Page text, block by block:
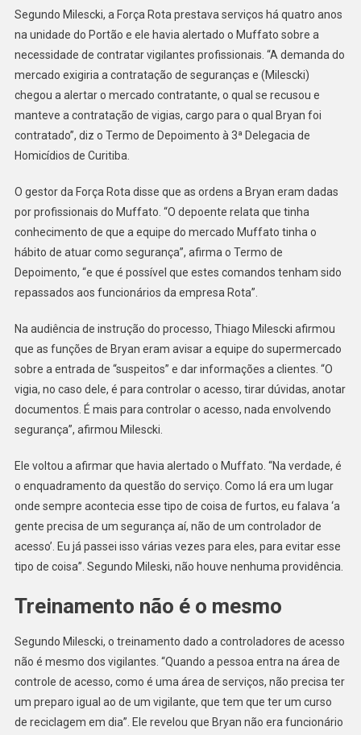
Segundo Milescki, a Força Rota prestava serviços há quatro anos
na unidade do Portão e ele havia alertado o Muffato sobre a
necessidade de contratar vigilantes profissionais. “A demanda do
mercado exigiria a contratação de seguranças e (Milescki)
chegou a alertar o mercado contratante, o qual se recusou e
manteve a contratação de vigias, cargo para o qual Bryan foi
contratado”, diz o Termo de Depoimento à 3ª Delegacia de
Homicídios de Curitiba.
O gestor da Força Rota disse que as ordens a Bryan eram dadas
por profissionais do Muffato. “O depoente relata que tinha
conhecimento de que a equipe do mercado Muffato tinha o
hábito de atuar como segurança”, afirma o Termo de
Depoimento, “e que é possível que estes comandos tenham sido
repassados aos funcionários da empresa Rota”.
Na audiência de instrução do processo, Thiago Milescki afirmou
que as funções de Bryan eram avisar a equipe do supermercado
sobre a entrada de “suspeitos” e dar informações a clientes. “O
vigia, no caso dele, é para controlar o acesso, tirar dúvidas, anotar
documentos. É mais para controlar o acesso, nada envolvendo
segurança”, afirmou Milescki.
Ele voltou a afirmar que havia alertado o Muffato. “Na verdade, é
o enquadramento da questão do serviço. Como lá era um lugar
onde sempre acontecia esse tipo de coisa de furtos, eu falava ‘a
gente precisa de um segurança aí, não de um controlador de
acesso’. Eu já passei isso várias vezes para eles, para evitar esse
tipo de coisa”. Segundo Mileski, não houve nenhuma providência.
Treinamento não é o mesmo
Segundo Milescki, o treinamento dado a controladores de acesso
não é mesmo dos vigilantes. “Quando a pessoa entra na área de
controle de acesso, como é uma área de serviços, não precisa ter
um preparo igual ao de um vigilante, que tem que ter um curso
de reciclagem em dia”. Ele revelou que Bryan não era funcionário